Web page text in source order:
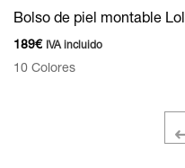
Bolso de piel montable
189€ IVA incluido
10 Colores